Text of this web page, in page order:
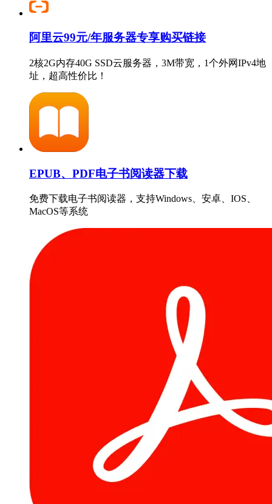
阿里云99元/年服务器专享购买链接
2核2G内存40G SSD云服务器，3M带宽，1个外网IPv4地
址，超高性价比！
EPUB、PDF电子书阅读器下载
免费下载电子书阅读器，支持Windows、安卓、IOS、
MacOS等系统